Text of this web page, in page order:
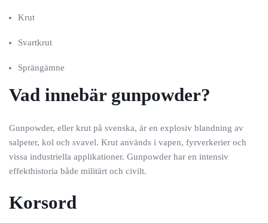
Krut
Svartkrut
Sprängämne
Vad innebär gunpowder?
Gunpowder, eller krut på svenska, är en explosiv blandning av
salpeter, kol och svavel. Krut används i vapen, fyrverkerier och
vissa industriella applikationer. Gunpowder har en intensiv
effekthistoria både militärt och civilt.
Korsord